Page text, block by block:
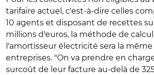
tarifaire actuel, c'est-à-dire celles
10 agents et disposant de recettes
millions d'euros, la méthode de
l'amortisseur électricité sera la
entreprises. "On va prendre en
surcoût de leur facture au-delà de